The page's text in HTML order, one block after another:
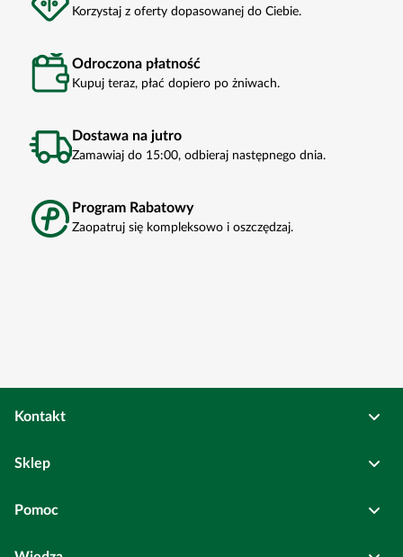
Korzystaj z oferty dopasowanej do Ciebie.
Odroczona płatność
Kupuj teraz, płać dopiero po żniwach.
Dostawa na jutro
Zamawiaj do 15:00, odbieraj następnego dnia.
Program Rabatowy
Zaopatruj się kompleksowo i oszczędzaj.
Kontakt
Bierutów
Sklep
Wszystkie kategorie
Pomoc